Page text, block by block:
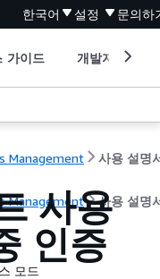
한국어 설정 문의하
가이드 개발자 도구
Management 사용 설명
Management 사용 설명
사용
인증
모드